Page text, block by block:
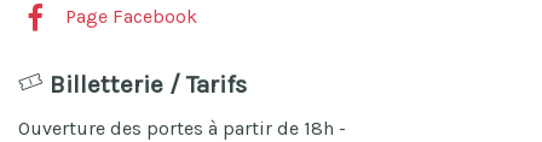
Page Facebook
Billetterie / Tarifs
Ouverture des portes à partir de 18h -